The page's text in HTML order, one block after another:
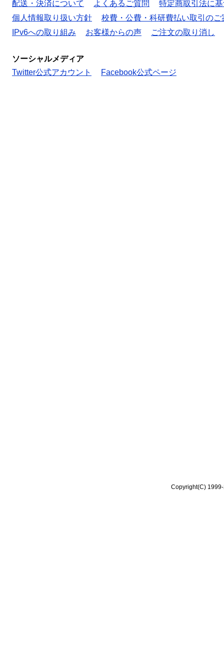
配送・決済について よくあるご質問
特定商取引法に
個人情報取り扱い方針
校費・公費・科研費払い取引のご
IPv6への取り組み
お客様からの声 ご注文の取り消し
ソーシャルメディア
Twitter公式アカウント
Facebook公式ページ
Copyright(C)